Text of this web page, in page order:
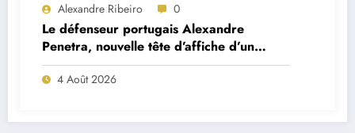
Alexandre Ribeiro 0
Le défenseur portugais Alexandre
Penetra, nouvelle tête d’affiche d’un
projet très ambitieux
4 Août 2026